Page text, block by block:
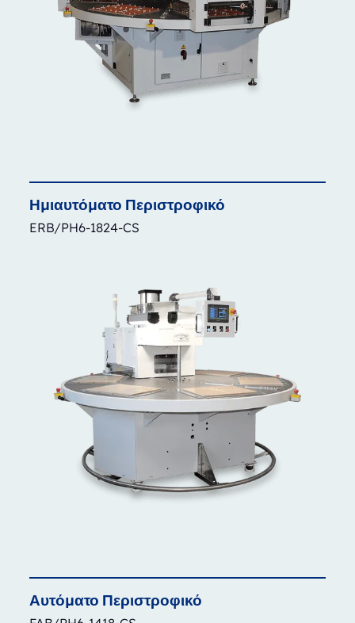
Ημιαυτόματο Περιστροφικό
ERB/PH6-1824-CS
Αυτόματο Περιστροφικό